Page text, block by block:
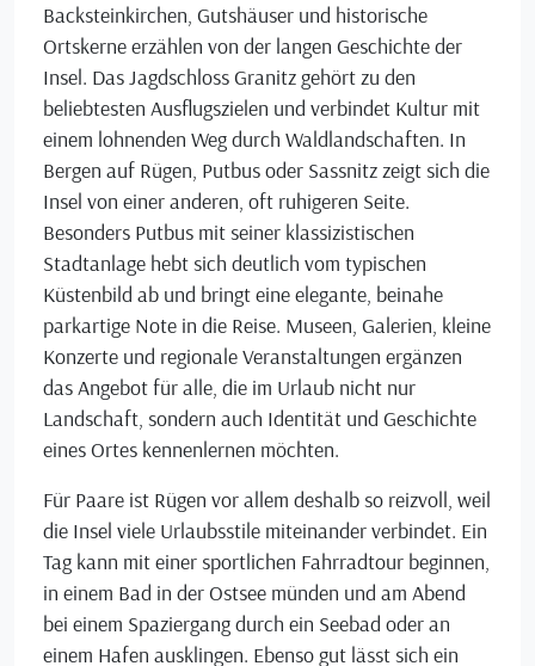
Backsteinkirchen, Gutshäuser und historische
Ortskerne erzählen von der langen Geschichte der
Insel. Das Jagdschloss Granitz gehört zu den
beliebtesten Ausflugszielen und verbindet Kultur mit
einem lohnenden Weg durch Waldlandschaften. In
Bergen auf Rügen, Putbus oder Sassnitz zeigt sich die
Insel von einer anderen, oft ruhigeren Seite.
Besonders Putbus mit seiner klassizistischen
Stadtanlage hebt sich deutlich vom typischen
Küstenbild ab und bringt eine elegante, beinahe
parkartige Note in die Reise. Museen, Galerien, kleine
Konzerte und regionale Veranstaltungen ergänzen
das Angebot für alle, die im Urlaub nicht nur
Landschaft, sondern auch Identität und Geschichte
eines Ortes kennenlernen möchten.
Für Paare ist Rügen vor allem deshalb so reizvoll, weil
die Insel viele Urlaubsstile miteinander verbindet. Ein
Tag kann mit einer sportlichen Fahrradtour beginnen,
in einem Bad in der Ostsee münden und am Abend
bei einem Spaziergang durch ein Seebad oder an
einem Hafen ausklingen. Ebenso gut lässt sich ein